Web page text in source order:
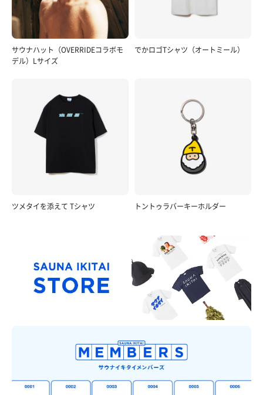
サウナハット（OVERRIDEコラボモ
デル）Lサイズ
でかロゴTシャツ（オートミール）
ツメタイを添えて Tシャツ トントゥラバーキーホルダー